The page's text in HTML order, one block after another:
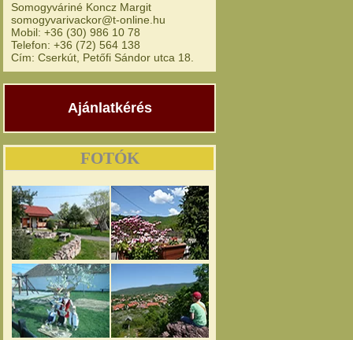
Somogyváriné Koncz Margit
somogyvarivackor@t-online.hu
Mobil: +36 (30) 986 10 78
Telefon: +36 (72) 564 138
Cím: Cserkút, Petőfi Sándor utca 18.
Ajánlatkérés
FOTÓK